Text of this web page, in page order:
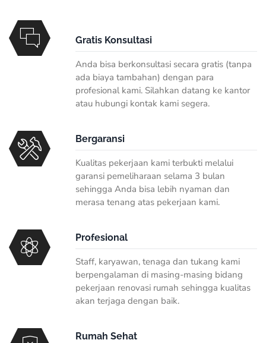
Gratis Konsultasi
Anda bisa berkonsultasi secara gratis (tanpa
ada biaya tambahan) dengan para
profesional kami. Silahkan datang ke kantor
atau hubungi kontak kami segera.
Bergaransi
Kualitas pekerjaan kami terbukti melalui
garansi pemeliharaan selama 3 bulan
sehingga Anda bisa lebih nyaman dan
merasa tenang atas pekerjaan kami.
Profesional
Staff, karyawan, tenaga dan tukang kami
berpengalaman di masing-masing bidang
pekerjaan renovasi rumah sehingga kualitas
akan terjaga dengan baik.
Rumah Sehat